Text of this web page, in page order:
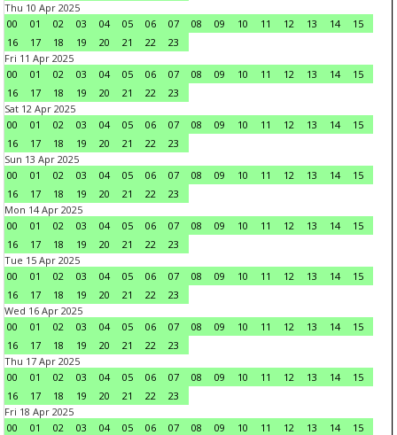
Thu 10 Apr 2025
00
01 02 03 04 05 06 07 08 09 10 11 12 13 14
15
16
17 18 19 20 21 22
23
Fri 11 Apr 2025
00
01 02 03 04 05 06 07 08 09 10 11 12 13 14
15
16
17 18 19 20 21 22
23
Sat 12 Apr 2025
00
01 02 03 04 05 06 07 08 09 10 11 12 13 14
15
16
17 18 19 20 21 22
23
Sun 13 Apr 2025
00
01 02 03 04 05 06 07 08 09 10 11 12 13 14
15
16
17 18 19 20 21 22
23
Mon 14 Apr 2025
00
01 02 03 04 05 06 07 08 09 10 11 12 13 14
15
16
17 18 19 20 21 22
23
Tue 15 Apr 2025
00
01 02 03 04 05 06 07 08 09 10 11 12 13 14
15
16
17 18 19 20 21 22
23
Wed 16 Apr 2025
00
01 02 03 04 05 06 07 08 09 10 11 12 13 14
15
16
17 18 19 20 21 22
23
Thu 17 Apr 2025
00
01 02 03 04 05 06 07 08 09 10 11 12 13 14
15
16
17 18 19 20 21 22
23
Fri 18 Apr 2025
00
01 02 03 04 05 06 07 08 09 10 11 12 13 14
15